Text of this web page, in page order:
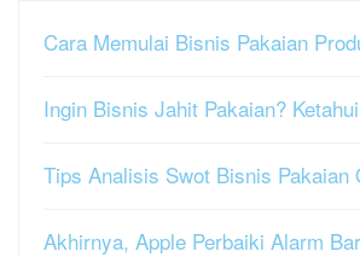
Cara Memulai Bisnis Pakaian
Ingin Bisnis Jahit Pakaian?
Tips Analisis Swot Bisnis
Akhirnya, Apple Perbaiki Alarm